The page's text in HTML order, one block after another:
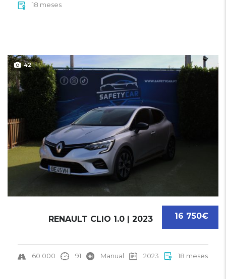
18 meses
42
16 750€
RENAULT CLIO 1.0 | 2023
60.000 91 Manual 2023 18 meses